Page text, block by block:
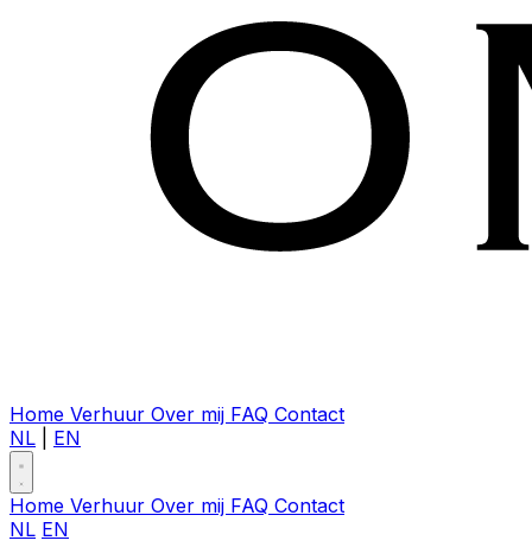
Home Verhuur Over mij FAQ Contact
NL
EN
Home Verhuur Over mij FAQ Contact
NL EN